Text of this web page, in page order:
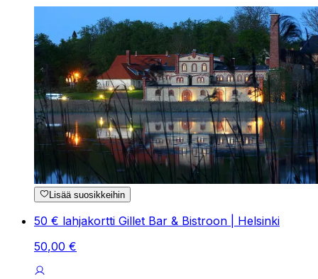
Lisää suosikkeihin
50 € lahjakortti Gillet Bar & Bistroon | Helsinki
50,00 €